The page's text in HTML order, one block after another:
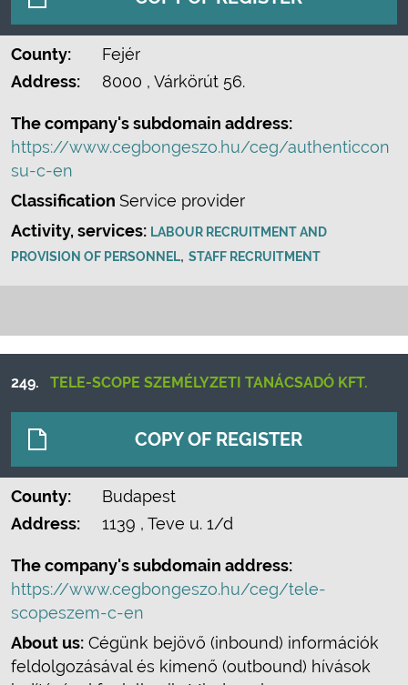
County:
Fejér
Address:
8000 , Várkörút 56.
The company's subdomain address:
https://www.cegbongeszo.hu/ceg/authenticcon
su-c-en
Classification Service provider
Activity, services: LABOUR RECRUITMENT AND
PROVISION OF PERSONNEL, STAFF RECRUITMENT
249. TELE-SCOPE SZEMÉLYZETI TANÁCSADÓ KFT.
COPY OF REGISTER
County:
Budapest
Address:
1139 , Teve u. 1/d
The company's subdomain address:
https://www.cegbongeszo.hu/ceg/tele-
scopeszem-c-en
About us: Cégünk bejövő (inbound) információk
feldolgozásával és kimenő (outbound) hívások